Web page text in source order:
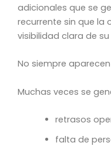
adicionales que se
recurrente sin que la
visibilidad clara de
No siempre
Muchas veces se
retrasos
falta de